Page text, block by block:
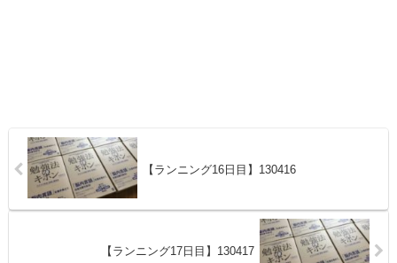
【ランニング16日目】130416
【ランニング17日目】130417